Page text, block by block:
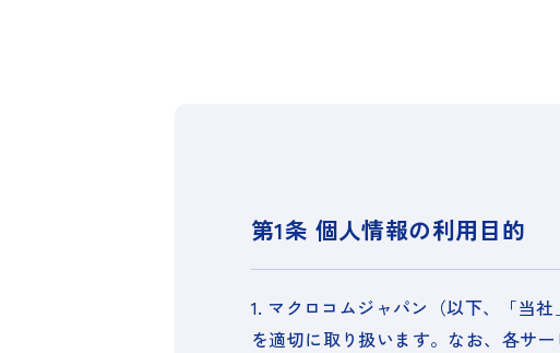
第1条 個人情報の利用目的
1. マクロコムジャパン（以下、「当
を適切に取り扱います。なお、各サ